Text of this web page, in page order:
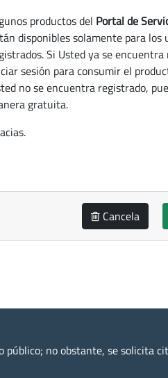
productos del Portal de
disponibles solamente para los
Si Usted ya se
sesión para consumir el
no se encuentra registrado,
gratuita.
Cancela
público; no obstante, se solicita